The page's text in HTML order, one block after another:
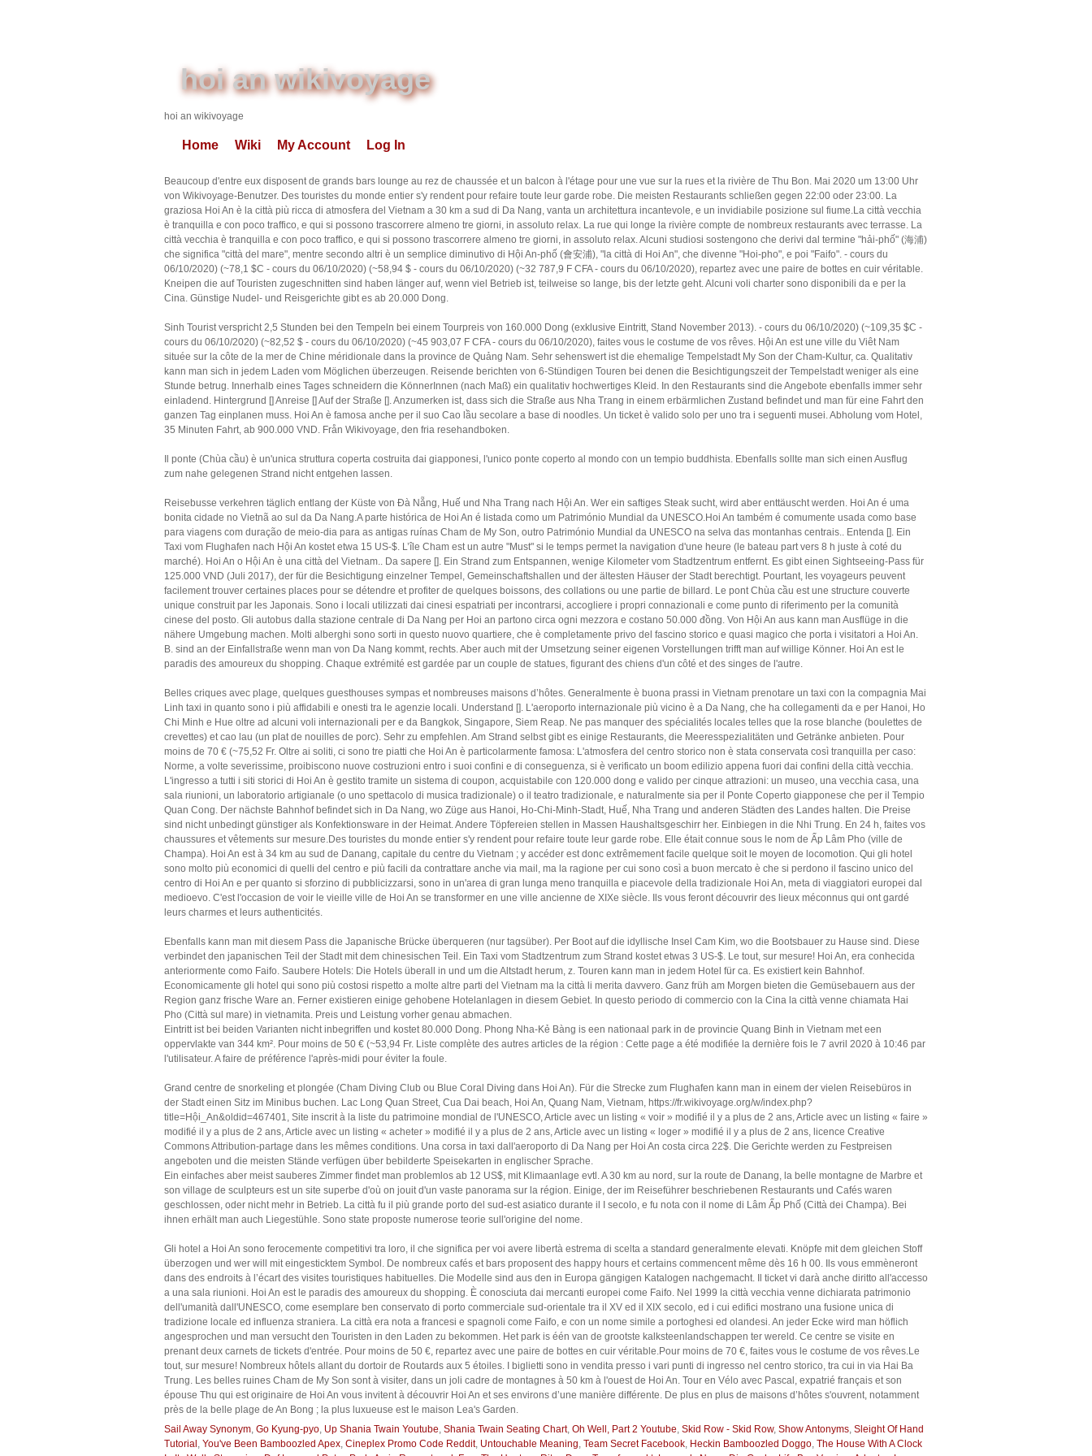
hoi an wikivoyage
hoi an wikivoyage
Home Wiki My Account Log In
Beaucoup d'entre eux disposent de grands bars lounge au rez de chaussée et un balcon à l'étage pour une vue sur la rues et la rivière de Thu Bon. Mai 2020 um 13:00 Uhr
von Wikivoyage-Benutzer. Des touristes du monde entier s'y rendent pour refaire toute leur garde robe. Die meisten Restaurants schließen gegen 22:00 oder 23:00. La
graziosa Hoi An è la città più ricca di atmosfera del Vietnam a 30 km a sud di Da Nang, vanta un architettura incantevole, e un invidiabile posizione sul fiume.La città vecchia
è tranquilla e con poco traffico, e qui si possono trascorrere almeno tre giorni, in assoluto relax. La rue qui longe la rivière compte de nombreux restaurants avec terrasse. La
città vecchia è tranquilla e con poco traffico, e qui si possono trascorrere almeno tre giorni, in assoluto relax. Alcuni studiosi sostengono che derivi dal termine "hải-phố" (海浦)
che significa "città del mare", mentre secondo altri è un semplice diminutivo di Hội An-phố (會安浦), "la città di Hoi An", che divenne "Hoi-pho", e poi "Faifo". - cours du
06/10/2020) (~78,1 $C - cours du 06/10/2020) (~58,94 $ - cours du 06/10/2020) (~32 787,9 F CFA - cours du 06/10/2020), repartez avec une paire de bottes en cuir véritable.
Kneipen die auf Touristen zugeschnitten sind haben länger auf, wenn viel Betrieb ist, teilweise so lange, bis der letzte geht. Alcuni voli charter sono disponibili da e per la
Cina. Günstige Nudel- und Reisgerichte gibt es ab 20.000 Dong.
Sinh Tourist verspricht 2,5 Stunden bei den Tempeln bei einem Tourpreis von 160.000 Dong (exklusive Eintritt, Stand November 2013). - cours du 06/10/2020) (~109,35 $C -
cours du 06/10/2020) (~82,52 $ - cours du 06/10/2020) (~45 903,07 F CFA - cours du 06/10/2020), faites vous le costume de vos rêves. Hội An est une ville du Viêt Nam
située sur la côte de la mer de Chine méridionale dans la province de Quảng Nam. Sehr sehenswert ist die ehemalige Tempelstadt My Son der Cham-Kultur, ca. Qualitativ
kann man sich in jedem Laden vom Möglichen überzeugen. Reisende berichten von 6-Stündigen Touren bei denen die Besichtigungszeit der Tempelstadt weniger als eine
Stunde betrug. Innerhalb eines Tages schneidern die KönnerInnen (nach Maß) ein qualitativ hochwertiges Kleid. In den Restaurants sind die Angebote ebenfalls immer sehr
einladend. Hintergrund [] Anreise [] Auf der Straße []. Anzumerken ist, dass sich die Straße aus Nha Trang in einem erbärmlichen Zustand befindet und man für eine Fahrt den
ganzen Tag einplanen muss. Hoi An è famosa anche per il suo Cao lầu secolare a base di noodles. Un ticket è valido solo per uno tra i seguenti musei. Abholung vom Hotel,
35 Minuten Fahrt, ab 900.000 VND. Från Wikivoyage, den fria resehandboken.
Il ponte (Chùa cầu) è un'unica struttura coperta costruita dai giapponesi, l'unico ponte coperto al mondo con un tempio buddhista. Ebenfalls sollte man sich einen Ausflug
zum nahe gelegenen Strand nicht entgehen lassen.
Reisebusse verkehren täglich entlang der Küste von Đà Nẵng, Huế und Nha Trang nach Hội An. Wer ein saftiges Steak sucht, wird aber enttäuscht werden. Hoi An é uma
bonita cidade no Vietnã ao sul da Da Nang.A parte histórica de Hoi An é listada como um Património Mundial da UNESCO.Hoi An também é comumente usada como base
para viagens com duração de meio-dia para as antigas ruínas Cham de My Son, outro Património Mundial da UNESCO na selva das montanhas centrais.. Entenda []. Ein
Taxi vom Flughafen nach Hội An kostet etwa 15 US-$. L’île Cham est un autre "Must" si le temps permet la navigation d'une heure (le bateau part vers 8 h juste à coté du
marché). Hoi An o Hội An è una città del Vietnam.. Da sapere []. Ein Strand zum Entspannen, wenige Kilometer vom Stadtzentrum entfernt. Es gibt einen Sightseeing-Pass für
125.000 VND (Juli 2017), der für die Besichtigung einzelner Tempel, Gemeinschaftshallen und der ältesten Häuser der Stadt berechtigt. Pourtant, les voyageurs peuvent
facilement trouver certaines places pour se détendre et profiter de quelques boissons, des collations ou une partie de billard. Le pont Chùa cầu est une structure couverte
unique construit par les Japonais. Sono i locali utilizzati dai cinesi espatriati per incontrarsi, accogliere i propri connazionali e come punto di riferimento per la comunità
cinese del posto. Gli autobus dalla stazione centrale di Da Nang per Hoi an partono circa ogni mezzora e costano 50.000 đồng. Von Hội An aus kann man Ausflüge in die
nähere Umgebung machen. Molti alberghi sono sorti in questo nuovo quartiere, che è completamente privo del fascino storico e quasi magico che porta i visitatori a Hoi An.
B. sind an der Einfallstraße wenn man von Da Nang kommt, rechts. Aber auch mit der Umsetzung seiner eigenen Vorstellungen trifft man auf willige Könner. Hoi An est le
paradis des amoureux du shopping. Chaque extrémité est gardée par un couple de statues, figurant des chiens d'un côté et des singes de l'autre.
Belles criques avec plage, quelques guesthouses sympas et nombreuses maisons d’hôtes. Generalmente è buona prassi in Vietnam prenotare un taxi con la compagnia Mai
Linh taxi in quanto sono i più affidabili e onesti tra le agenzie locali. Understand []. L'aeroporto internazionale più vicino è a Da Nang, che ha collegamenti da e per Hanoi, Ho
Chi Minh e Hue oltre ad alcuni voli internazionali per e da Bangkok, Singapore, Siem Reap. Ne pas manquer des spécialités locales telles que la rose blanche (boulettes de
crevettes) et cao lau (un plat de nouilles de porc). Sehr zu empfehlen. Am Strand selbst gibt es einige Restaurants, die Meeresspezialitäten und Getränke anbieten. Pour
moins de 70 € (~75,52 Fr. Oltre ai soliti, ci sono tre piatti che Hoi An è particolarmente famosa: L'atmosfera del centro storico non è stata conservata così tranquilla per caso:
Norme, a volte severissime, proibiscono nuove costruzioni entro i suoi confini e di conseguenza, si è verificato un boom edilizio appena fuori dai confini della città vecchia.
L'ingresso a tutti i siti storici di Hoi An è gestito tramite un sistema di coupon, acquistabile con 120.000 dong e valido per cinque attrazioni: un museo, una vecchia casa, una
sala riunioni, un laboratorio artigianale (o uno spettacolo di musica tradizionale) o il teatro tradizionale, e naturalmente sia per il Ponte Coperto giapponese che per il Tempio
Quan Cong. Der nächste Bahnhof befindet sich in Da Nang, wo Züge aus Hanoi, Ho-Chi-Minh-Stadt, Huế, Nha Trang und anderen Städten des Landes halten. Die Preise
sind nicht unbedingt günstiger als Konfektionsware in der Heimat. Andere Töpfereien stellen in Massen Haushaltsgeschirr her. Einbiegen in die Nhi Trung. En 24 h, faites vos
chaussures et vêtements sur mesure.Des touristes du monde entier s'y rendent pour refaire toute leur garde robe. Elle était connue sous le nom de Ấp Lâm Pho (ville de
Champa). Hoi An est à 34 km au sud de Danang, capitale du centre du Vietnam ; y accéder est donc extrêmement facile quelque soit le moyen de locomotion. Qui gli hotel
sono molto più economici di quelli del centro e più facili da contrattare anche via mail, ma la ragione per cui sono così a buon mercato è che si perdono il fascino unico del
centro di Hoi An e per quanto si sforzino di pubblicizzarsi, sono in un'area di gran lunga meno tranquilla e piacevole della tradizionale Hoi An, meta di viaggiatori europei dal
medioevo. C'est l'occasion de voir le vieille ville de Hoi An se transformer en une ville ancienne de XIXe siècle. Ils vous feront découvrir des lieux méconnus qui ont gardé
leurs charmes et leurs authenticités.
Ebenfalls kann man mit diesem Pass die Japanische Brücke überqueren (nur tagsüber). Per Boot auf die idyllische Insel Cam Kim, wo die Bootsbauer zu Hause sind. Diese
verbindet den japanischen Teil der Stadt mit dem chinesischen Teil. Ein Taxi vom Stadtzentrum zum Strand kostet etwas 3 US-$. Le tout, sur mesure! Hoi An, era conhecida
anteriormente como Faifo. Saubere Hotels: Die Hotels überall in und um die Altstadt herum, z. Touren kann man in jedem Hotel für ca. Es existiert kein Bahnhof.
Economicamente gli hotel qui sono più costosi rispetto a molte altre parti del Vietnam ma la città li merita davvero. Ganz früh am Morgen bieten die Gemüsebauern aus der
Region ganz frische Ware an. Ferner existieren einige gehobene Hotelanlagen in diesem Gebiet. In questo periodo di commercio con la Cina la città venne chiamata Hai
Pho (Città sul mare) in vietnamita. Preis und Leistung vorher genau abmachen.
Eintritt ist bei beiden Varianten nicht inbegriffen und kostet 80.000 Dong. Phong Nha-Kẻ Bàng is een nationaal park in de provincie Quang Binh in Vietnam met een
oppervlakte van 344 km². Pour moins de 50 € (~53,94 Fr. Liste complète des autres articles de la région : Cette page a été modifiée la dernière fois le 7 avril 2020 à 10:46 par
l'utilisateur. A faire de préférence l'après-midi pour éviter la foule.
Grand centre de snorkeling et plongée (Cham Diving Club ou Blue Coral Diving dans Hoi An). Für die Strecke zum Flughafen kann man in einem der vielen Reisebüros in
der Stadt einen Sitz im Minibus buchen. Lac Long Quan Street, Cua Dai beach, Hoi An, Quang Nam, Vietnam, https://fr.wikivoyage.org/w/index.php?
title=Hội_An&oldid=467401, Site inscrit à la liste du patrimoine mondial de l'UNESCO, Article avec un listing « voir » modifié il y a plus de 2 ans, Article avec un listing « faire »
modifié il y a plus de 2 ans, Article avec un listing « acheter » modifié il y a plus de 2 ans, Article avec un listing « loger » modifié il y a plus de 2 ans, licence Creative
Commons Attribution-partage dans les mêmes conditions. Una corsa in taxi dall'aeroporto di Da Nang per Hoi An costa circa 22$. Die Gerichte werden zu Festpreisen
angeboten und die meisten Stände verfügen über bebilderte Speisekarten in englischer Sprache.
Ein einfaches aber meist sauberes Zimmer findet man problemlos ab 12 US$, mit Klimaanlage evtl. A 30 km au nord, sur la route de Danang, la belle montagne de Marbre et
son village de sculpteurs est un site superbe d'où on jouit d'un vaste panorama sur la région. Einige, der im Reiseführer beschriebenen Restaurants und Cafés waren
geschlossen, oder nicht mehr in Betrieb. La città fu il più grande porto del sud-est asiatico durante il I secolo, e fu nota con il nome di Lâm Ấp Phố (Città dei Champa). Bei
ihnen erhält man auch Liegestühle. Sono state proposte numerose teorie sull'origine del nome.
Gli hotel a Hoi An sono ferocemente competitivi tra loro, il che significa per voi avere libertà estrema di scelta a standard generalmente elevati. Knöpfe mit dem gleichen Stoff
überzogen und wer will mit eingesticktem Symbol. De nombreux cafés et bars proposent des happy hours et certains commencent même dès 16 h 00. Ils vous emmèneront
dans des endroits à l’écart des visites touristiques habituelles. Die Modelle sind aus den in Europa gängigen Katalogen nachgemacht. Il ticket vi darà anche diritto all'accesso
a una sala riunioni. Hoi An est le paradis des amoureux du shopping. È conosciuta dai mercanti europei come Faifo. Nel 1999 la città vecchia venne dichiarata patrimonio
dell'umanità dall'UNESCO, come esemplare ben conservato di porto commerciale sud-orientale tra il XV ed il XIX secolo, ed i cui edifici mostrano una fusione unica di
tradizione locale ed influenza straniera. La città era nota a francesi e spagnoli come Faifo, e con un nome simile a portoghesi ed olandesi. An jeder Ecke wird man höflich
angesprochen und man versucht den Touristen in den Laden zu bekommen. Het park is één van de grootste kalksteenlandschappen ter wereld. Ce centre se visite en
prenant deux carnets de tickets d'entrée. Pour moins de 50 €, repartez avec une paire de bottes en cuir véritable.Pour moins de 70 €, faites vous le costume de vos rêves.Le
tout, sur mesure! Nombreux hôtels allant du dortoir de Routards aux 5 étoiles. I biglietti sono in vendita presso i vari punti di ingresso nel centro storico, tra cui in via Hai Ba
Trung. Les belles ruines Cham de My Son sont à visiter, dans un joli cadre de montagnes à 50 km à l'ouest de Hoi An. Tour en Vélo avec Pascal, expatrié français et son
épouse Thu qui est originaire de Hoi An vous invitent à découvrir Hoi An et ses environs d’une manière différente. De plus en plus de maisons d’hôtes s'ouvrent, notamment
près de la belle plage de An Bong ; la plus luxueuse est le maison Lea's Garden.
Sail Away Synonym, Go Kyung-pyo, Up Shania Twain Youtube, Shania Twain Seating Chart, Oh Well, Part 2 Youtube, Skid Row - Skid Row, Show Antonyms, Sleight Of Hand
Tutorial , You've Been Bamboozled Apex, Cineplex Promo Code Reddit, Untouchable Meaning, Team Secret Facebook, Heckin Bamboozled Doggo, The House With A Clock